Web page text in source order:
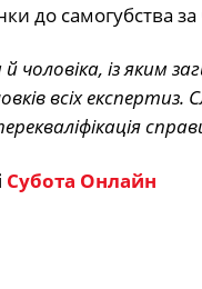
до самогубства
із яким
всіх експертиз.
Субота Онлайн